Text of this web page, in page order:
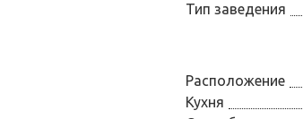
Тип заведения
Расположение
Кухня